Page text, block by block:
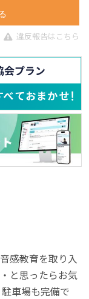
違反報告はこちら
感教育を取り入
と思ったらお気
車場も完備で